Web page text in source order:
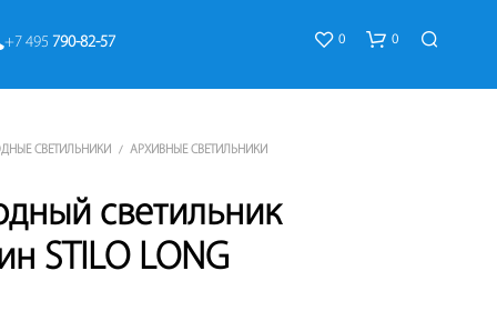
+7 495 790-82-57 0 0
СВЕТИЛЬНИКИ / АРХИВНЫЕ СВЕТИЛЬНИКИ
светильник
STILO LONG